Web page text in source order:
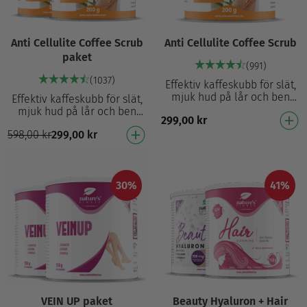
Anti Cellulite Coffee Scrub
paket
(1037)
Effektiv kaffeskubb för slät,
mjuk hud på lår och ben
himalayasal för intensiv
skrubbning och mjukare…
598,00kr299,00 kr
Anti Cellulite Coffee Scrub
(991)
Effektiv kaffeskubb för slät,
mjuk hud på lår och ben
himalayasalt för intensiv
299,00 kr
30%
VEIN UP paket
41%
Beauty Hyaluron + Hair